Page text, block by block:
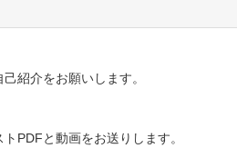
紹介をお願いします。
PDFと動画をお送りします。